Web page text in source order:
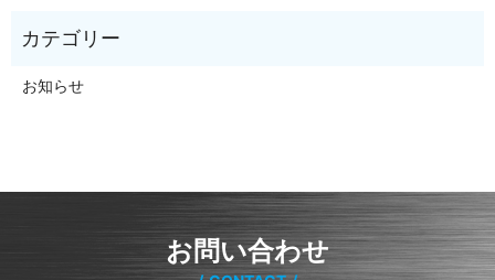
お知らせ
お問い合わせ